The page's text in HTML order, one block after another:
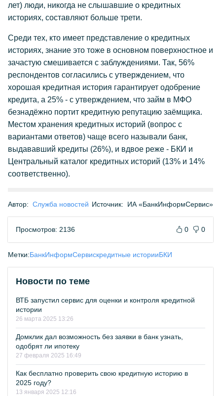
лет) люди, никогда не слышавшие о кредитных
историях, составляют больше трети.
Среди тех, кто имеет представление о кредитных
историях, знание это тоже в основном поверхностное и
зачастую смешивается с заблуждениями. Так, 56%
респондентов согласились с утверждением, что
хорошая кредитная история гарантирует одобрение
кредита, а 25% - с утверждением, что займ в МФО
безнадёжно портит кредитную репутацию заёмщика.
Местом хранения кредитных историй (вопрос с
вариантами ответов) чаще всего называли банк,
выдававший кредиты (26%), и вдвое реже - БКИ и
Центральный каталог кредитных историй (13% и 14%
соответственно).
Автор: Служба новостей Источник: ИА «БанкИнформСервис»
Просмотров: 2136 0 0
Метки:БанкИнформСервискредитные историиБКИ
Новости по теме
ВТБ запустил сервис для оценки и контроля кредитной
истории
26 марта 2025 13:26
Домклик дал возможность без заявки в банк узнать,
одобрят ли ипотеку
27 февраля 2025 16:49
Как бесплатно проверить свою кредитную историю в
2025 году?
13 января 2025 12:16